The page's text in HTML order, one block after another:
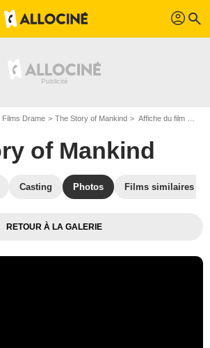
profil search
Films Drame The Story of Mankind Affiche du film The Story of Mankind - Photo 1
of Mankind
Casting Photos Films similaires
RETOUR À LA GALERIE